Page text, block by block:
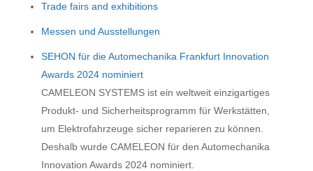
Trade fairs and exhibitions
Messen und Ausstellungen
SEHON für die Automechanika Frankfurt Innovation
Awards 2024 nominiert
CAMELEON SYSTEMS ist ein weltweit einzigartiges
Produkt- und Sicherheitsprogramm für Werkstätten,
um Elektrofahrzeuge sicher reparieren zu können.
Deshalb wurde CAMELEON für den Automechanika
Innovation Awards 2024 nominiert.